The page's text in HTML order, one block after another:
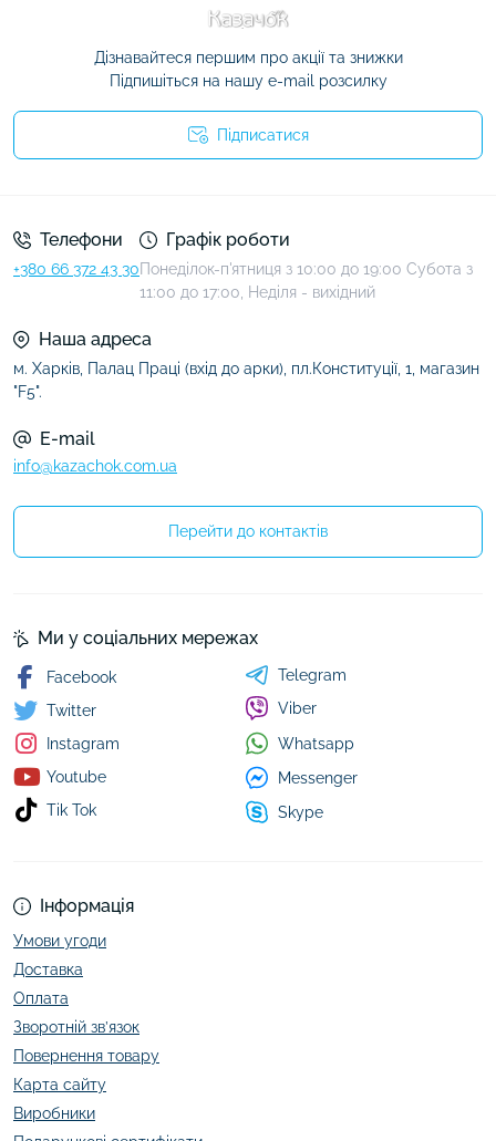
Дізнавайтеся першим про акції та знижки
Підпишіться на нашу e-mail розсилку
Підписатися
Телефони
+380 66 372 43 30
Графік роботи
Понеділок-п'ятниця з 10:00 до 19:00 Субота з
11:00 до 17:00, Неділя - вихідний
Наша адреса
м. Харків, Палац Праці (вхід до арки), пл.Конституції, 1, магазин
"F5".
E-mail
info@kazachok.com.ua
Перейти до контактів
Інформація
Умови угоди
Доставка
Оплата
Зворотній зв’язок
Повернення товару
Карта сайту
Виробники
Ми у соціальних мережах
Facebook
Twitter
Instagram
Youtube
Tik Tok
Telegram
Viber
Whatsapp
Messenger
Skype